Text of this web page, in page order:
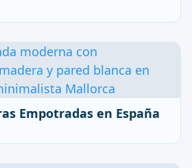
Empotradas en España